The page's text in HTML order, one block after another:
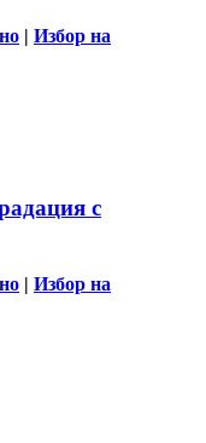
| Избор на
с
| Избор на